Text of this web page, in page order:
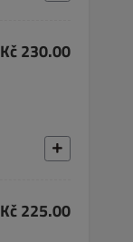
Kč 230.00
Kč 225.00